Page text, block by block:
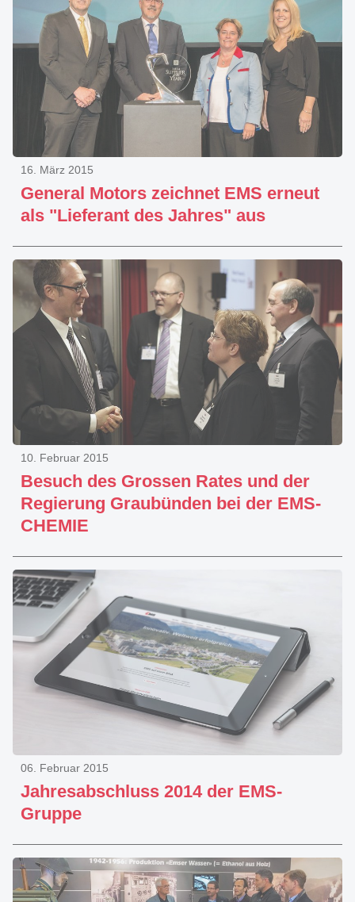
General Motors zeichnet EMS erneut
als "Lieferant des Jahres" aus
16. März 2015
Besuch des Grossen Rates und der
Regierung Graubünden bei der EMS-
CHEMIE
10. Februar 2015
Jahresabschluss 2014 der EMS-
Gruppe
06. Februar 2015